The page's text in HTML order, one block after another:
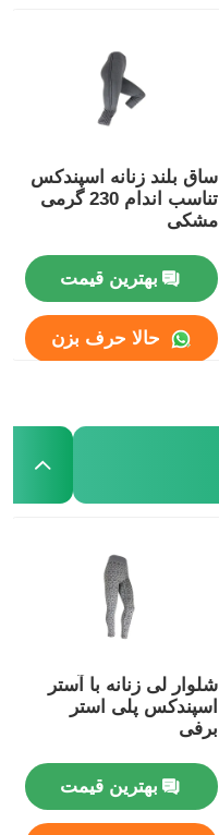
ساق بلند زنانه اسپندکس
تناسب اندام 230 گرمی
مشکی
بهترین قیمت
حالا حرف بزن
شلوار لی زنانه با آستر
اسپندکس پلی استر
برفی
بهترین قیمت